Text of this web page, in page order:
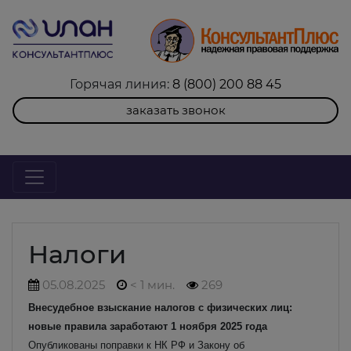
Горячая линия: 8 (800) 200 88 45
заказать звонок
Налоги
05.08.2025 < 1 мин. 269
Внесудебное взыскание налогов с физических лиц:
новые правила заработают 1 ноября 2025 года
Опубликованы поправки к НК РФ и Закону об